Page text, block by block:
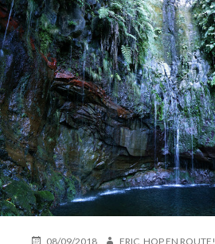
PUBLIÉ08/09/2018 AUTEUR
ERIC, HOP EN ROUTE!